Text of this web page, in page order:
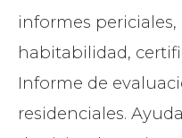
informes
habitabilidad,
Informe de
residenciales.